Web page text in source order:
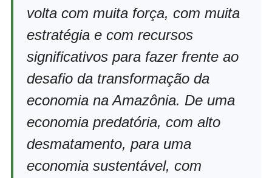
volta com muita força, com muita
estratégia e com recursos
significativos para fazer frente ao
desafio da transformação da
economia na Amazônia. De uma
economia predatória, com alto
desmatamento, para uma
economia sustentável, com